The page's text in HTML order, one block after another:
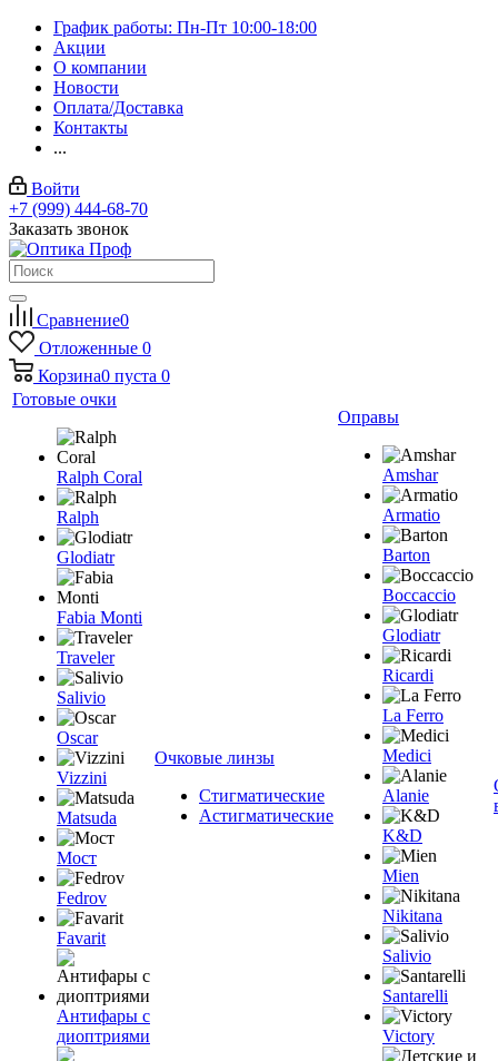
График работы: Пн-Пт 10:00-18:00
Акции
О компании
Новости
Оплата/Доставка
Контакты
...
Войти
+7 (999) 444-68-70
Заказать звонок
Сравнение0
Отложенные 0
Корзина0 пуста 0
Готовые очки
Ralph Coral
Ralph
Glodiatr
Fabia Monti
Traveler
Salivio
Oscar
Vizzini
Matsuda
Мост
Fedrov
Favarit
Антифары с
диоптриями
Очковые линзы
Стигматические
Астигматические
Оправы
Amshar
Armatio
Barton
Boccaccio
Glodiatr
Ricardi
La Ferro
Medici
Alanie
K&D
Mien
Nikitana
Salivio
Santarelli
Victory